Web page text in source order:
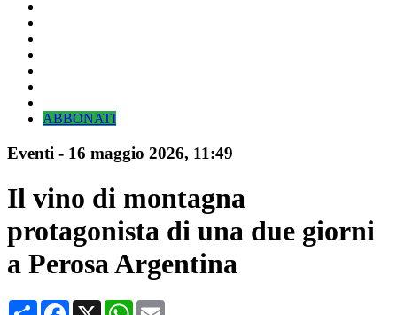
ABBONATI
Eventi - 16 maggio 2026, 11:49
Il vino di montagna
protagonista di una due giorni
a Perosa Argentina
CondividiFacebook
X WhatsApp